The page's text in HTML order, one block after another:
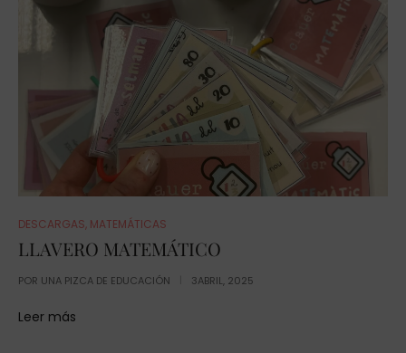
DESCARGAS, MATEMÁTICAS
LLAVERO MATEMÁTICO
POR UNA PIZCA DE EDUCACIÓN 3ABRIL, 2025
Leer más